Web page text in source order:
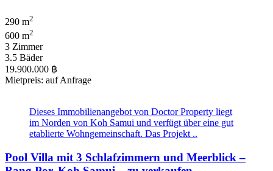
290 m2
600 m2
3 Zimmer
3.5 Bäder
19.900.000 ฿
Mietpreis: auf Anfrage
Dieses Immobilienangebot von Doctor Property liegt
im Norden von Koh Samui und verfügt über eine gut
etablierte Wohngemeinschaft. Das Projekt ..
Pool Villa mit 3 Schlafzimmern und Meerblick –